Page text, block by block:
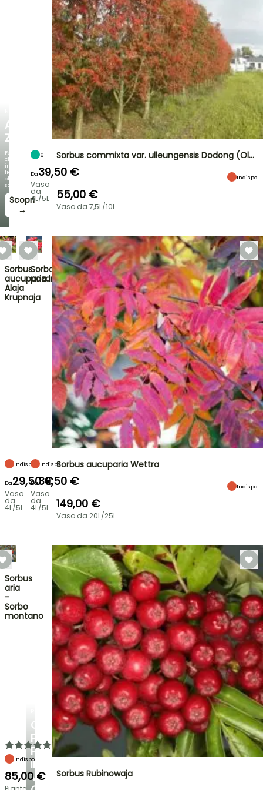
AGAPANTHUS
ZAMBEZI
Fogliami
che
incantano,
fioriture
che
sorprendono!
Scopri
→
PLANTFIT
CONSIGLI
PERSONALIZZATI
PER
IL
VOSTRO
6
Da39,50 €
Vaso
da
4L/5L
Sorbus commixta var. ulleungensis Dodong (Ol…
Indispo.
55,00 €
Vaso da 7,5L/10L
Sorbus
aucuparia
Alaja
Krupnaja
Indispo.
Da29,50 €
Vaso
da
4L/5L
Sorbocotoneaster
pozdnjakovii
Indispo.
Da39,50 €
Vaso
da
4L/5L
Sorbus aucuparia Wettra
Indispo.
149,00 €
Vaso da 20L/25L
Sorbus
aria
-
Sorbo
montano
Indispo.
85,00 € Sorbus Rubinowaja